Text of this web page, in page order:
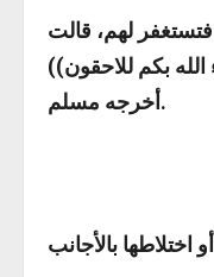
لهم، قالت
بكم للاحقون))
أخرجه مسلم.